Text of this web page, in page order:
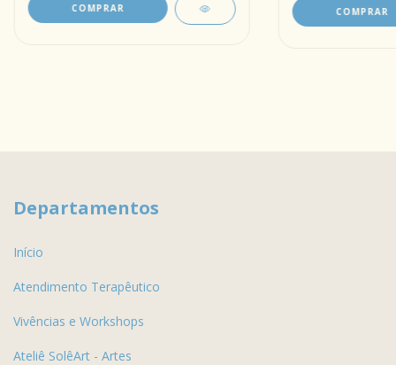
COMPRAR
Departamentos
Início
Atendimento Terapêutico
Vivências e Workshops
Ateliê SolêArt - Artes